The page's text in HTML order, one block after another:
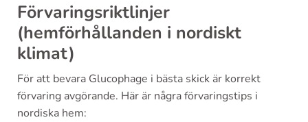
Förvaringsriktlinjer
(hemförhållanden i nordiskt
klimat)
För att bevara Glucophage i bästa skick är korrekt
förvaring avgörande. Här är några förvaringstips i
nordiska hem: